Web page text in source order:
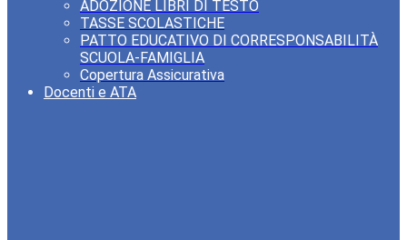
ADOZIONE LIBRI DI TESTO
TASSE SCOLASTICHE
PATTO EDUCATIVO DI CORRESPONSABILITÀ
SCUOLA-FAMIGLIA
Copertura Assicurativa
Docenti e ATA